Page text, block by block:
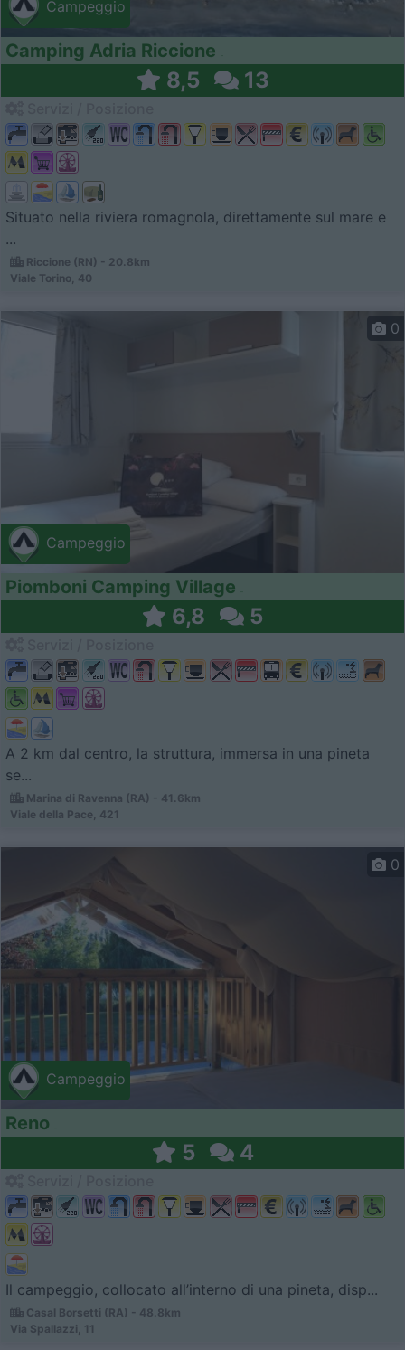
Campeggio
Camping Adria Riccione
8,5 13
Situato nella riviera romagnola, direttamente sul mare e
...
Riccione (RN) - 20.8km
Viale Torino, 40
Campeggio
0
Piomboni Camping Village
6,8 5
A 2 km dal centro, la struttura, immersa in una pineta
se...
Marina di Ravenna (RA) - 41.6km
Viale della Pace, 421
Campeggio
0
Reno
5 4
Il campeggio, collocato all’interno di una pineta, disp...
Casal Borsetti (RA) - 48.8km
Via Spallazzi, 11